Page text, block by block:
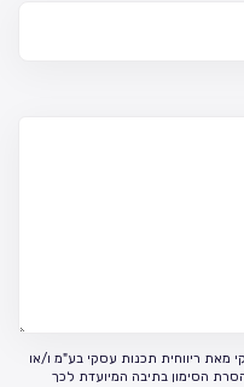
מאת ריווחית תכנות עסקי בע"מ ו/או
הסימון בתיבה המיועדת לכך